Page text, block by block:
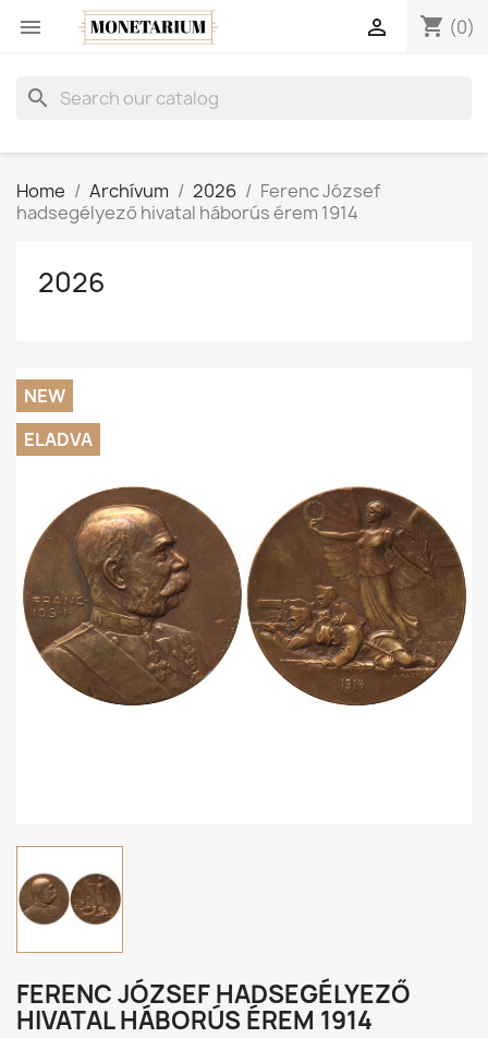
 shopping_cart (0)

search
Home Archívum 2026
Ferenc József
hadsegélyező hivatal háborús érem 1914
2026
NEW
ELADVA
FERENC JÓZSEF HADSEGÉLYEZŐ
HIVATAL HÁBORÚS ÉREM 1914